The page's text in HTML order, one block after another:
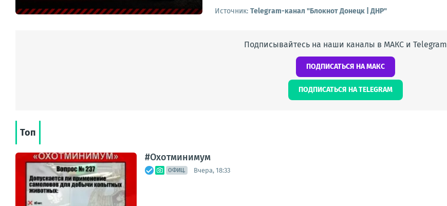
Источник: Telegram-канал "Блокнот Донецк | ДНР"
Подписывайтесь на наши каналы в МАКС и Telegram
ПОДПИСАТЬСЯ НА МАКС
ПОДПИСАТЬСЯ НА TELEGRAM
Топ
#Охотминимум
ОФИЦ. Вчера, 18:33